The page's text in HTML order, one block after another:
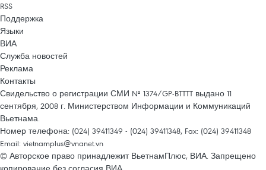
RSS
Поддержка
Языки
ВИА
Служба новостей
Реклама
Контакты
Свидельство о регистрации СМИ № 1374/GP-BTTTT выдано 11
сентября, 2008 г. Министерством Информации и Коммуникаций
Вьетнама.
Номер телефона: (024) 39411349 - (024) 39411348, Fax: (024) 39411348
Email: vietnamplus@vnanet.vn
© Авторское право принадлежит ВьетнамПлюс, ВИА. Запрещено